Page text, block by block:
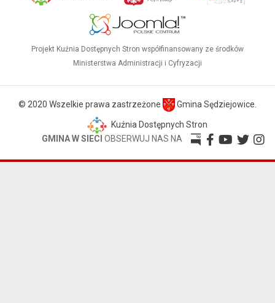
Projekt Kuźnia Dostępnych Stron współfinansowany ze środków
Ministerstwa Administracji i Cyfryzacji
© 2020 Wszelkie prawa zastrzeżone Gmina Sędziejowice.
Kuźnia Dostępnych Stron
GMINA W SIECI OBSERWUJ NAS NA